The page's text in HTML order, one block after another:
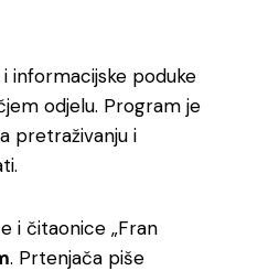
informacijske poduke
odjelu. Program je
pretraživanju i
i čitaonice „Fran
. Prtenjača piše